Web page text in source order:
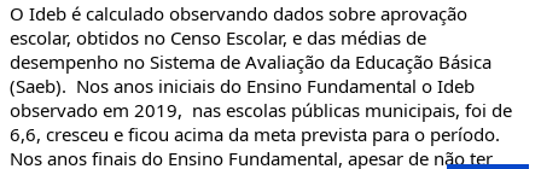
O Ideb é calculado observando dados sobre aprovação
escolar, obtidos no Censo Escolar, e das médias de
desempenho no Sistema de Avaliação da Educação Básica
(Saeb).  Nos anos iniciais do Ensino Fundamental o Ideb
observado em 2019,  nas escolas públicas municipais, foi de
6,6, cresceu e ficou acima da meta prevista para o período.
Nos anos finais do Ensino Fundamental, apesar de não ter